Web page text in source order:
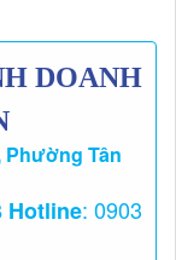
DOANH
Tân
Hotline: 0903